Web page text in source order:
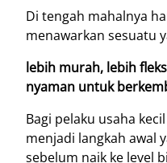
Di tengah mahalnya
menawarkan sesuatu
lebih murah, lebih
nyaman untuk
Bagi pelaku usaha
menjadi langkah awal
sebelum naik ke level